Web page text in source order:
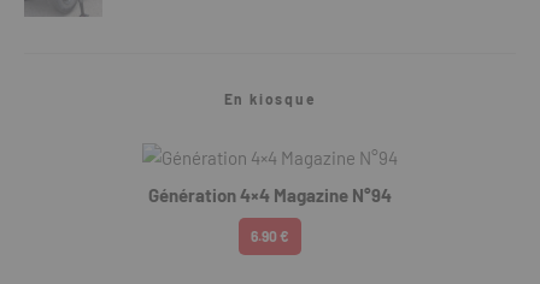
En kiosque
Génération 4×4 Magazine N°94
6.90 €